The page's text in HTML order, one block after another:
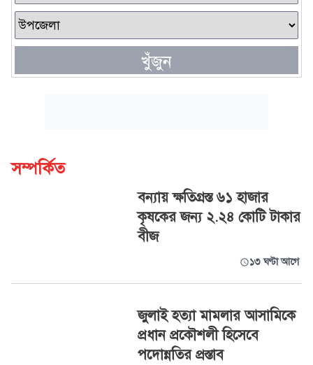
খুঁজুন
সম্পর্কিত
বন্যায় ক্ষতিগ্রস্ত ৬১ হাজার
কৃষকের জন্য ২.২৪ কোটি টাকার
বীজ
১৩ ঘণ্টা আগে
জুলাই হত্যা মামলার আসামিকে
প্রধান প্রকৌশলী হিসেবে
পদোন্নতির প্রস্তাব